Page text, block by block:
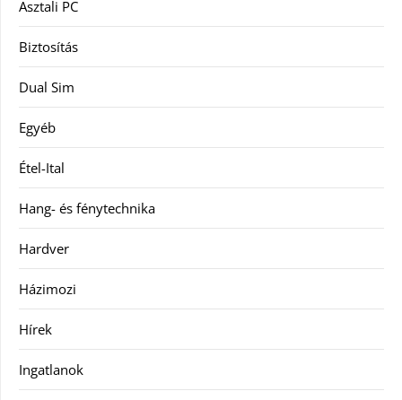
Asztali PC
Biztosítás
Dual Sim
Egyéb
Étel-Ital
Hang- és fénytechnika
Hardver
Házimozi
Hírek
Ingatlanok